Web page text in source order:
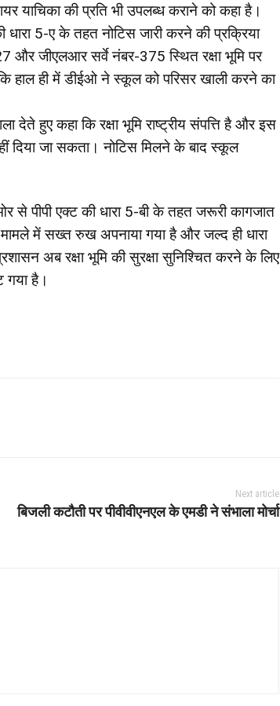
याचिका की प्रति भी उपलब्ध कराने को कहा है।
5-ए के तहत नोटिस जारी करने की प्रक्रिया
और जीएलआर सर्वे नंबर-375 स्थित रक्षा भूमि पर
हाल ही में डीईओ ने स्कूल को परिसर खाली करने का
देते हुए कहा कि रक्षा भूमि राष्ट्रीय संपत्ति है और इस
दिया जा सकता। नोटिस मिलने के बाद स्कूल
से पीपी एक्ट की धारा 5-बी के तहत जरूरी कागजात
में सख्त रुख अपनाया गया है और जल्द ही धारा
अब रक्षा भूमि की सुरक्षा सुनिश्चित करने के लिए
गया है।
Next article
बिजली कटौती पर पीवीवीएनएल के एमडी ने संभाला मोर्चा